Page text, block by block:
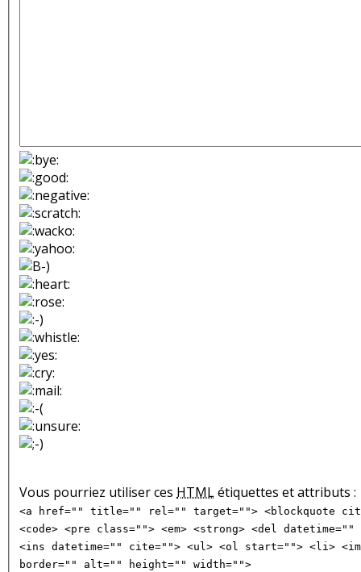
Vous pourriez utiliser ces HTMLétiquettes et attributs :
<a href="" title="" rel="" target=""> <blockquote
<code> <pre class=""> <em> <strong> <del
<ins datetime="" cite=""> <ul> <ol start=""> <li>
border="" alt="" height="" width="">